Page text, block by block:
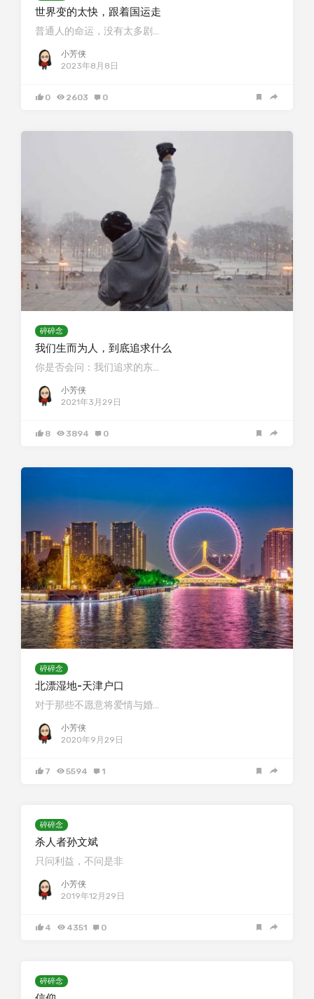
世界变的太快，跟着国运走
普通人的命运，没有太多剧…
小芳侠
2023年8月8日
0 2603 0
碎碎念
我们生而为人，到底追求什么
你是否会问：我们追求的东…
小芳侠
2021年3月29日
8 3894 0
碎碎念
北漂湿地-天津户口
对于那些不愿意将爱情与婚…
小芳侠
2020年9月29日
7 5594 1
碎碎念
杀人者孙文斌
只问利益，不问是非
小芳侠
2019年12月29日
4 4351 0
碎碎念